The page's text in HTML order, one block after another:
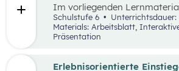
Erlebnisorientierte
Im vorliegenden
selbstgesteuerte Lernen im
werden die wesentlichen
Energieträger für die
Schulstufe 6 Unterrichtsdauer:
Materials: Arbeitsblatt,
Präsentation